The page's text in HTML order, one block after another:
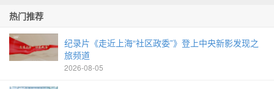
热门推荐
纪录片《走近上海“社区政委”》登上中央新影发现之
旅频道
2026-08-05